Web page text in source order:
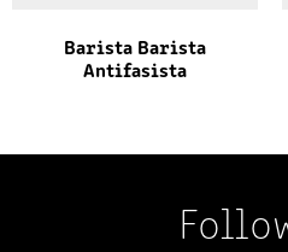
Barista Barista
Antifasista